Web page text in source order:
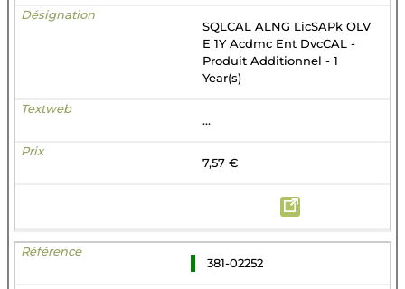
SQLCAL ALNG LicSAPk OLV
E 1Y Acdmc Ent DvcCAL -
Produit Additionnel - 1
Year(s)
...
7,57 €
381-02252